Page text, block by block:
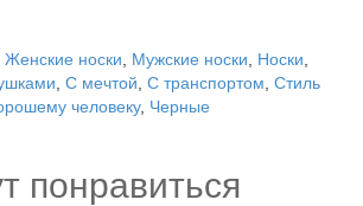
Женские носки Мужские носки Носки
С мечтой С транспортом Стиль
человеку, Черные
понравиться